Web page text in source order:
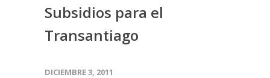
Subsidios para el
Transantiago
DICIEMBRE 3, 2011